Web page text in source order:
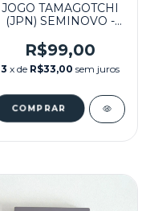
JOGO TAMAGOTCHI
(JPN) SEMINOVO -
R$99,00
3 x de R$33,00 sem juros